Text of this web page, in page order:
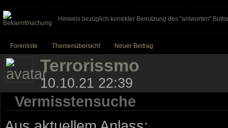
Hinweis bezüglich korrekter Benutzung des "antworten"
Forenliste Themenübersicht Neuer Beitrag
Terrorissmo
10.10.21 22:39
Vermisstensuche